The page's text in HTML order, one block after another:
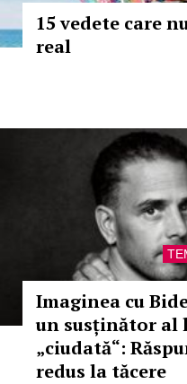
15 vedete care
real
Imaginea cu
un susținător al
„ciudată“:
redus la tăcere